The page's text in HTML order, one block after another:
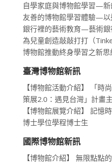
自學家庭與博物館學習—新
友善的博物館學習體驗—以
銀行裡的藝術教育—藝術銀
為兒童創造敲敲打打（
博物館推動終身學習之新
臺灣博物館新訊
【博物館活動介紹】 「
策展2.0：遇見台灣」計畫
【博物館展覽介紹】 記
博士學位學程博士生
國際博物館新訊
【博物館介紹】 無限點